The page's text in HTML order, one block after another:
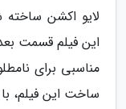
لایو اکشن
مناسبی برای
ساخت این فیلم،